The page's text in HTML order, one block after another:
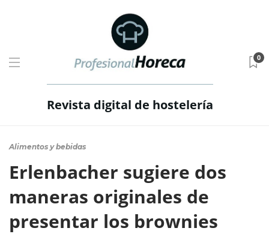
Revista digital de hostelería
0
Alimentos y bebidas
Erlenbacher sugiere dos
maneras originales de
presentar los brownies